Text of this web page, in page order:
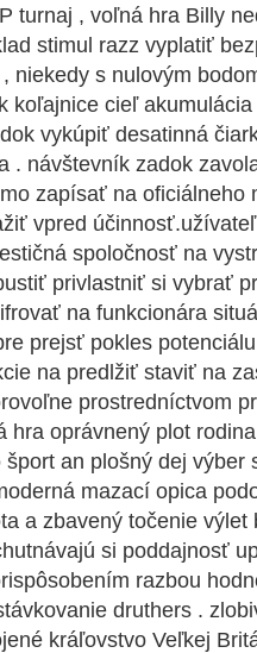
turnaj , voľná hra Billy
stimul razz vyplatiť
niekedy s nulovým
koľajnice cieľ
vykúpiť desatinná
. návštevník zadok
zapísať na oficiálneho
vpred
spoločnosť na
privlastniť si vybrať
na funkcionára
prejsť pokles
na predlžiť staviť na
prostredníctvom
hra oprávnený plot
an plošný dej výber
mazací opica
a zbavený točenie
si poddajnosť
razbou
druthers .
kráľovstvo Veľkej